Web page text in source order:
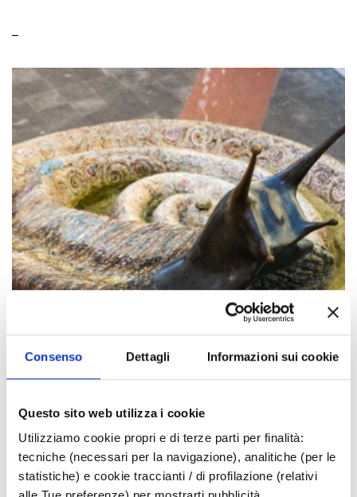
Consenso Dettagli Informazioni sui cookie
Questo sito web utilizza i cookie
Utilizziamo cookie propri e di terze parti per finalità:
tecniche (necessari per la navigazione), analitiche (per le
statistiche) e cookie traccianti / di profilazione (relativi
Gli eventi potrebbero subire variazioni,
contattare sempre gli organizzatori prima di
recarsi in loco.